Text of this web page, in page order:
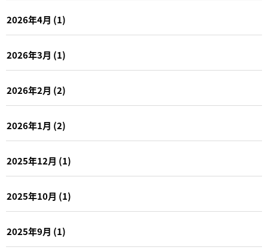
2026年4月 (1)
2026年3月 (1)
2026年2月 (2)
2026年1月 (2)
2025年12月 (1)
2025年10月 (1)
2025年9月 (1)